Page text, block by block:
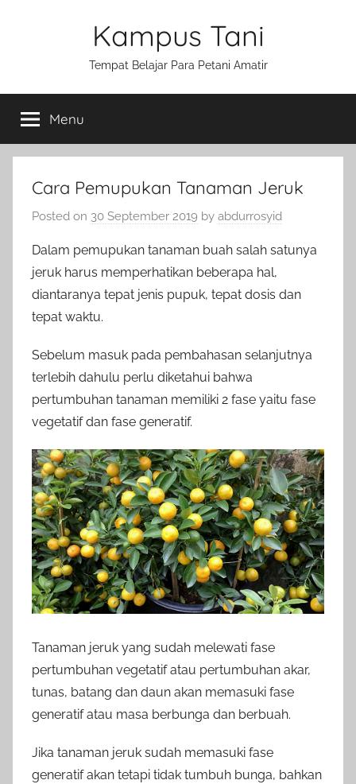
Kampus Tani
Tempat Belajar Para Petani Amatir
Menu
Cara Pemupukan Tanaman Jeruk
Posted on 30 September 2019 by abdurrosyid
Dalam pemupukan tanaman buah salah satunya
jeruk harus memperhatikan beberapa hal,
diantaranya tepat jenis pupuk, tepat dosis dan
tepat waktu.
Sebelum masuk pada pembahasan selanjutnya
terlebih dahulu perlu diketahui bahwa
pertumbuhan tanaman memiliki 2 fase yaitu fase
vegetatif dan fase generatif.
Tanaman jeruk yang sudah melewati fase
pertumbuhan vegetatif atau pertumbuhan akar,
tunas, batang dan daun akan memasuki fase
generatif atau masa berbunga dan berbuah.
Jika tanaman jeruk sudah memasuki fase
generatif akan tetapi tidak tumbuh bunga, bahkan